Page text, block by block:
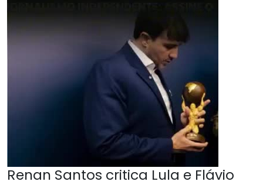
Renan Santos critica Lula e Flávio